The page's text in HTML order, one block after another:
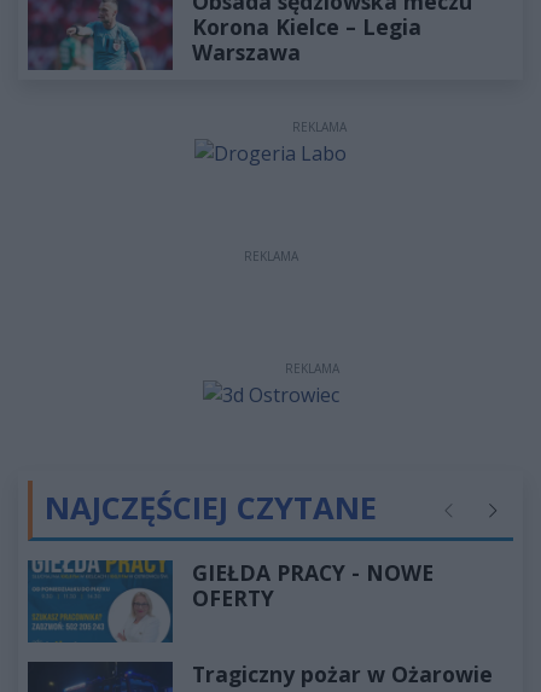
Korona Kielce – Legia
Warszawa
REKLAMA
REKLAMA
REKLAMA
NAJCZĘŚCIEJ CZYTANE Poprzednie
GIEŁDA PRACY - NOWE
OFERTY
Tragiczny pożar w Ożarowie